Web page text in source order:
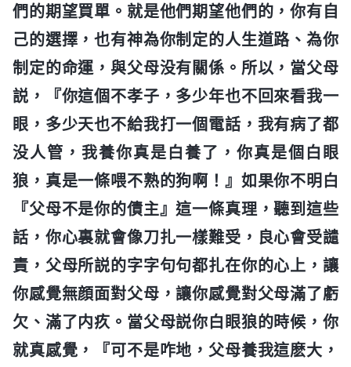
們的期望買單。就是他們期望他們的，你有自
己的選擇，也有神為你制定的人生道路、為你
制定的命運，與父母没有關係。所以，當父母
説，『你這個不孝子，多少年也不回來看我一
眼，多少天也不給我打一個電話，我有病了都
没人管，我養你真是白養了，你真是個白眼
狼，真是一條喂不熟的狗啊！』如果你不明白
『父母不是你的債主』這一條真理，聽到這些
話，你心裏就會像刀扎一樣難受，良心會受譴
責，父母所説的字字句句都扎在你的心上，讓
你感覺無顔面對父母，讓你感覺對父母滿了虧
欠、滿了内疚。當父母説你白眼狼的時候，你
就真感覺，『可不是咋地，父母養我這麽大，